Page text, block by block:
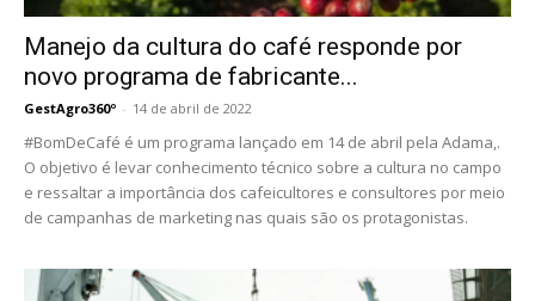
Manejo da cultura do café responde por
novo programa de fabricante...
GestAgro360º - 14 de abril de 2022
#BomDeCafé é um programa lançado em 14 de abril pela Adama,.
O objetivo é levar conhecimento técnico sobre a cultura no campo
e ressaltar a importância dos cafeicultores e consultores por meio
de campanhas de marketing nas quais são os protagonistas.